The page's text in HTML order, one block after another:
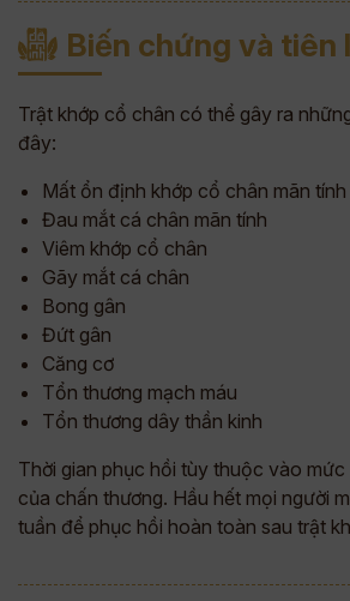
Biến chứng và tiên
Trật khớp cổ chân có thể gây ra
đây:
Mất ổn định khớp cổ chân mãn tính
Đau mắt cá chân mãn tính
Viêm khớp cổ chân
Gãy mắt cá chân
Bong gân
Đứt gân
Căng cơ
Tổn thương mạch máu
Tổn thương dây thần kinh
Thời gian phục hồi tùy thuộc vào
của chấn thương. Hầu hết mọi người
tuần để phục hồi hoàn toàn sau trật